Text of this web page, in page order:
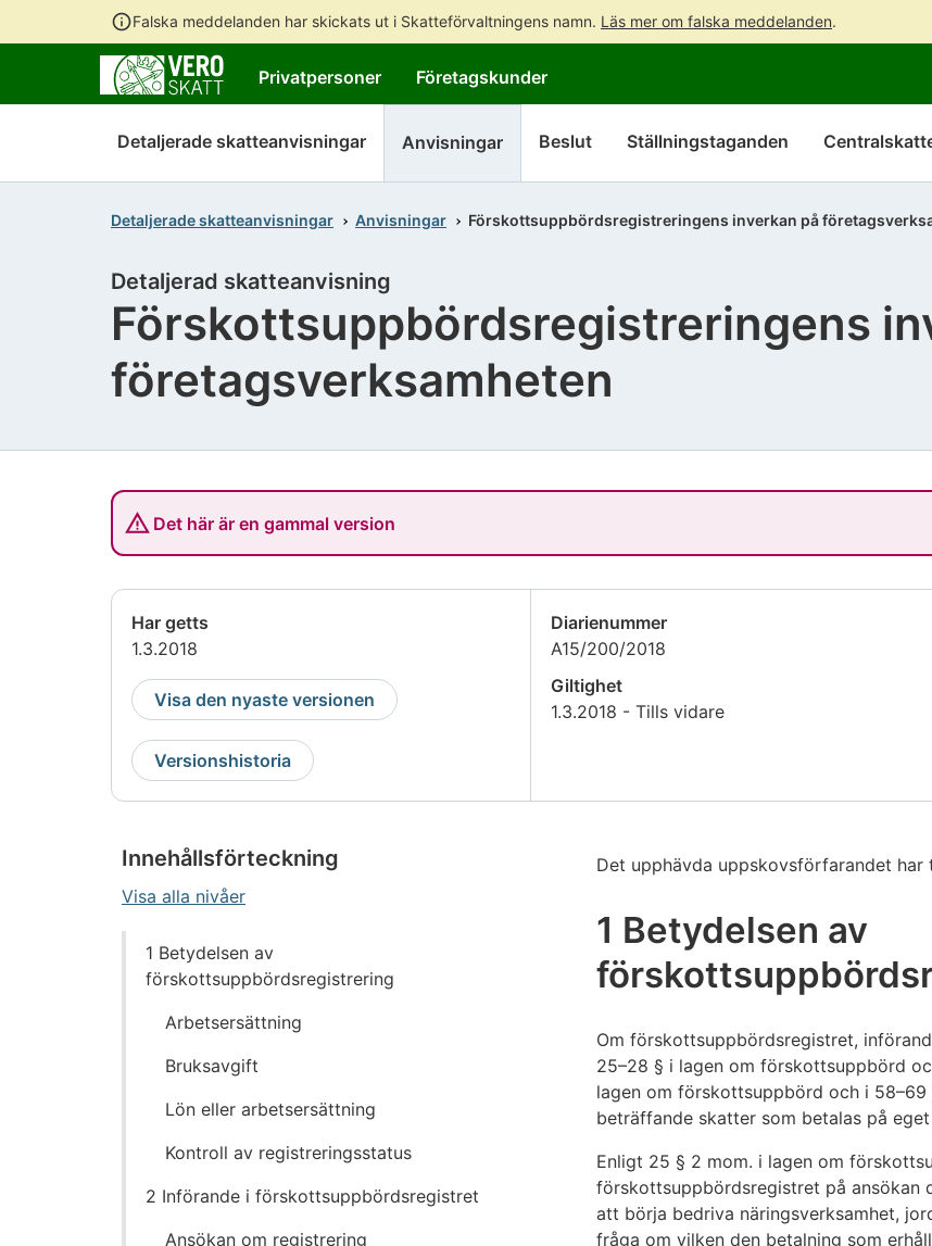
Falska meddelanden har skickats ut i Skatteförvaltningens namn. Läs mer om falska meddelanden.
till
innehållet
hela
webbplatsens
Privatpersoner Företagskunder
Detaljerade skatteanvisningar Anvisningar Beslut Ställningstaganden
Detaljerade skatteanvisningar Anvisningar Förskottsuppbördsregistreringens inverkan på
Förskottsuppbördsregistreringens
företagsverksamheten
Detaljerad skatteanvisning
Det här är en gammal version
Har getts
1.3.2018
Visa den nyaste versionen
Versionshistoria
Diarienummer
A15/200/2018
Giltighet
1.3.2018 - Tills vidare
Innehållsförteckning
Visa alla nivåer
direkt
innehållet
1 Betydelsen av
förskottsuppbördsregistrering
Arbetsersättning
Bruksavgift
Lön eller arbetsersättning
Kontroll av registreringsstatus
2 Införande i förskottsuppbördsregistret
Ansökan om registrering
Det upphävda uppskovsförfarandet har
1 Betydelsen av
Om förskottsuppbördsregistret,
25–28 § i lagen om förskottsuppbörd
lagen om förskottsuppbörd och i
beträffande skatter som betalas på
Enligt 25 § 2 mom. i lagen om
förskottsuppbördsregistret på ansökan
att börja bedriva näringsverksamhet,
fråga om vilken den betalning som